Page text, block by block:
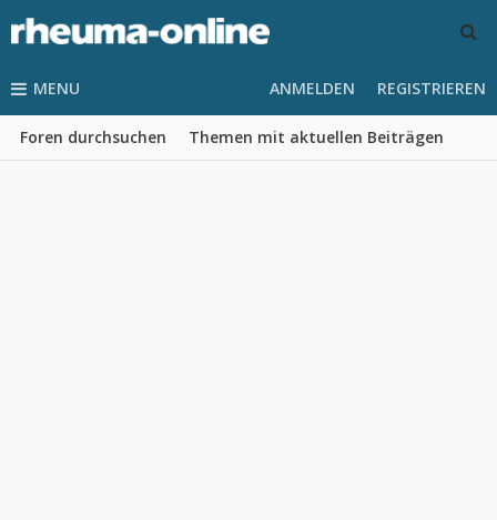
MENU
Foren durchsuchen Themen mit aktuellen Beiträgen
ANMELDEN REGISTRIEREN